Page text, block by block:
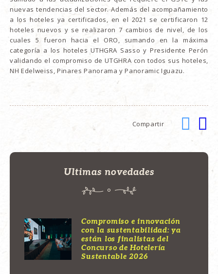
nuevas tendencias del sector. Además del acompañamiento
a los hoteles ya certificados, en el 2021 se certificaron 12
hoteles nuevos y se realizaron 7 cambios de nivel, de los
cuales 5 fueron hacia el ORO, sumando en la máxima
categoría a los hoteles UTHGRA Sasso y Presidente Perón
validando el compromiso de UTGHRA con todos sus hoteles,
NH Edelweiss, Pinares Panorama y Panoramic Iguazu.
Compartir
Ultimas novedades
Compromiso e innovación
con la sustentabilidad: ya
están los finalistas del
Concurso de Hotelería
Sustentable 2026